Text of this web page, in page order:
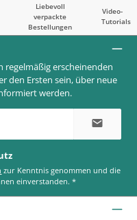
Liebevoll
verpackte
Bestellungen
Video-
Tutorials
regelmäßig erscheinenden
den Ersten sein, über neue
werden.
einverstanden.*